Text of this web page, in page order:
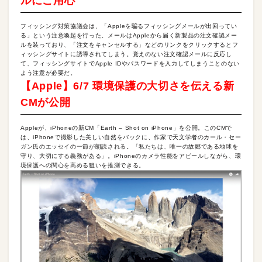
フィッシング対策協議会は、「Appleを騙るフィッシングメールが出回ってい
る」という注意喚起を行った。メールはAppleから届く新製品の注文確認メー
ルを装っており、「注文をキャンセルする」などのリンクをクリックするとフ
ィッシングサイトに誘導されてしまう。覚えのない注文確認メールに反応し
て、フィッシングサイトでApple IDやパスワードを入力してしまうことのない
よう注意が必要だ。
【Apple】6/7 環境保護の大切さを伝える新
CMが公開
Appleが、iPhoneの新CM「Earth – Shot on iPhone」を公開。このCMで
は、iPhoneで撮影した美しい自然をバックに、作家で天文学者のカール・セー
ガン氏のエッセイの一節が朗読される。「私たちは、唯一の故郷である地球を
守り、大切にする義務がある」。iPhoneのカメラ性能をアピールしながら、環
境保護への関心を高める狙いを推測できる。